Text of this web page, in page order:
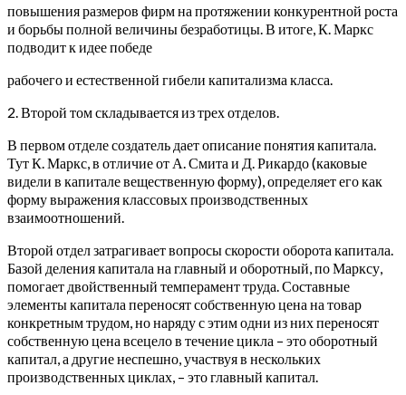
повышения размеров фирм на протяжении конкурентной роста
и борьбы полной величины безработицы. В итоге, К. Маркс
подводит к идее победе
рабочего и естественной гибели капитализма класса.
2. Второй том складывается из трех отделов.
В первом отделе создатель дает описание понятия капитала.
Тут К. Маркс, в отличие от А. Смита и Д. Рикардо (каковые
видели в капитале вещественную форму), определяет его как
форму выражения классовых производственных
взаимоотношений.
Второй отдел затрагивает вопросы скорости оборота капитала.
Базой деления капитала на главный и оборотный, по Марксу,
помогает двойственный темперамент труда. Составные
элементы капитала переносят собственную цена на товар
конкретным трудом, но наряду с этим одни из них переносят
собственную цена всецело в течение цикла – это оборотный
капитал, а другие неспешно, участвуя в нескольких
производственных циклах, – это главный капитал.